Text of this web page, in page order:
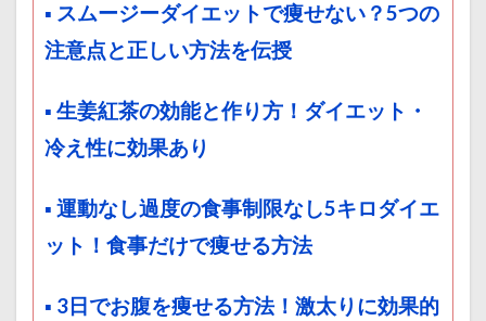
▪ スムージーダイエットで痩せない？5つの
注意点と正しい方法を伝授
▪ 生姜紅茶の効能と作り方！ダイエット・
冷え性に効果あり
▪ 運動なし過度の食事制限なし5キロダイエ
ット！食事だけで痩せる方法
▪ 3日でお腹を痩せる方法！激太りに効果的